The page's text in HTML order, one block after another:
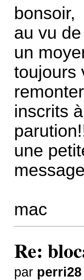
bonsoir,
au vu
un
toujours
inscrits
une
mac
Re:
par perri28